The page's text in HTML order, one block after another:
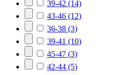
39-42 (14)
43-46 (12)
36-38 (3)
39-41 (10)
45-47 (3)
42-44 (5)